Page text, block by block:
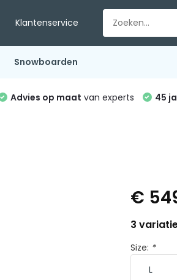
Klantenservice
Snowboarden
Advies op maat van experts 45
€
3
Size: *